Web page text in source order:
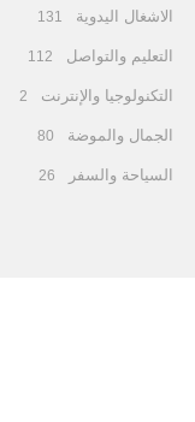
الاشغال اليدوية 131
التعليم والتواصل 112
التكنولوجيا والإنترنت 2
الجمال والموضة 80
السياحة والسفر 26